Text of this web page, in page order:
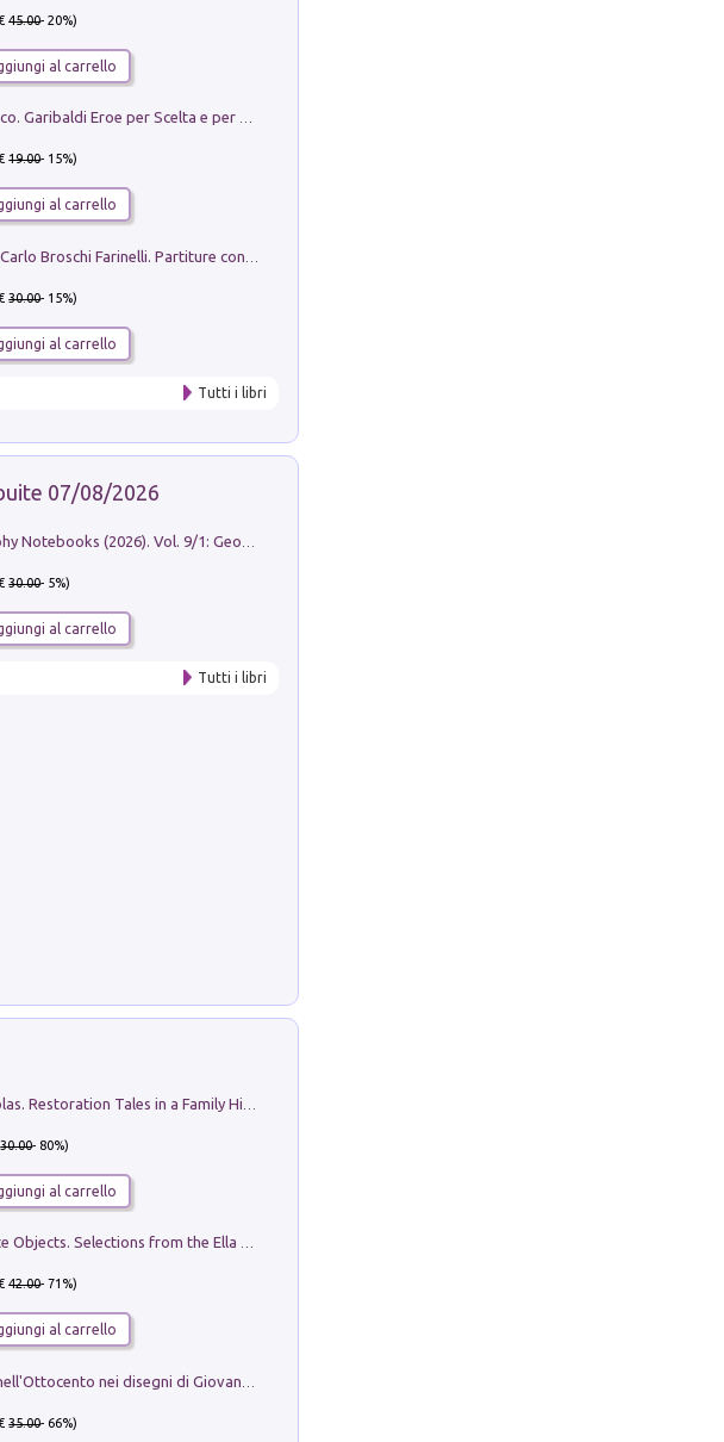
45.00- 20%)
al carrello
Obbedisco. Garibaldi Eroe per Scelta e per Destino
19.00- 15%)
al carrello
30.00- 15%)
al carrello
Tutti i libri
07/08/2026
30.00- 5%)
al carrello
Tutti i libri
30.00- 80%)
al carrello
Fortunate Objects. Selections from the Ella Fontanals-Cisneros Collection. Objetos Afortunados. Selección de la Colección Ella Fontanals-Cisneros
42.00- 71%)
al carrello
35.00- 66%)